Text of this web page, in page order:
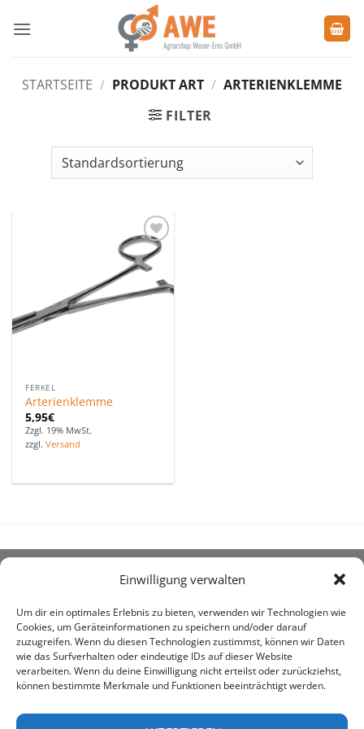
Einwilligung verwalten
Um dir ein optimales Erlebnis zu bieten, verwenden wir Technologien wie
Cookies, um Geräteinformationen zu speichern und/oder darauf
zuzugreifen. Wenn du diesen Technologien zustimmst, können wir Daten
wie das Surfverhalten oder eindeutige IDs auf dieser Website
verarbeiten. Wenn du deine Einwilligung nicht erteilst oder zurückziehst,
können bestimmte Merkmale und Funktionen beeinträchtigt werden.
Inhalt
STARTSEITE / PRODUKT ART / ARTERIENKLEMME
FILTER
Zu den
Favoriten
hinzufügen
FERKEL
Arterienklemme
5,95€
Zzgl. 19% MwSt.
zzgl.Versand
um den Kauf landwirtschaftlicher Bedarfsartikel geht.